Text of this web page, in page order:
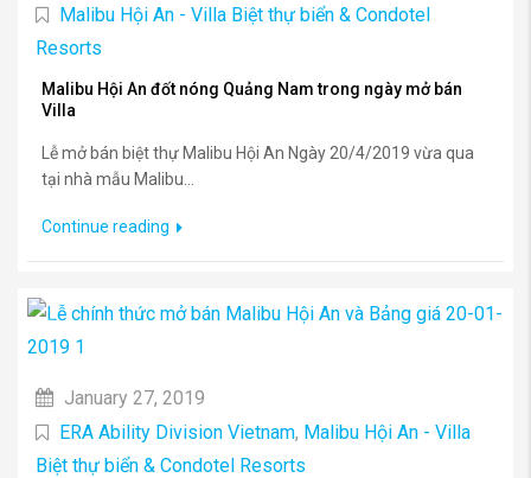
Malibu Hội An - Villa Biệt thự biển & Condotel
Resorts
Malibu Hội An đốt nóng Quảng Nam trong ngày mở bán
Villa
Lễ mở bán biệt thự Malibu Hội An Ngày 20/4/2019 vừa qua
tại nhà mẫu Malibu...
Continue reading
January 27, 2019
ERA Ability Division Vietnam, Malibu Hội An - Villa
Biệt thự biển & Condotel Resorts